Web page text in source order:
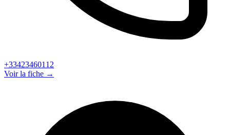
+33423460112
Voir la fiche →